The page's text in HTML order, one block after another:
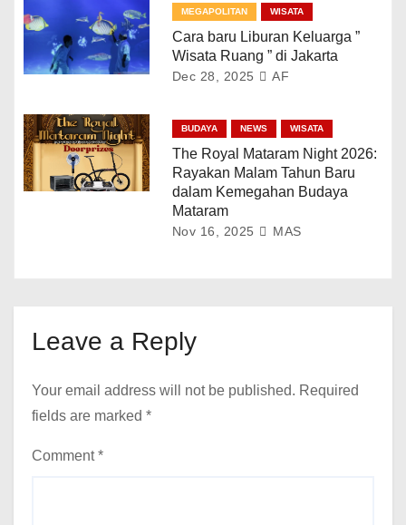
MEGAPOLITAN WISATA
Cara baru Liburan Keluarga ”
Wisata Ruang ” di Jakarta
Dec 28, 2025 AF
BUDAYA NEWS WISATA
The Royal Mataram Night 2026:
Rayakan Malam Tahun Baru
dalam Kemegahan Budaya
Mataram
Nov 16, 2025 MAS
Leave a Reply
Your email address will not be published. Required
fields are marked *
Comment*